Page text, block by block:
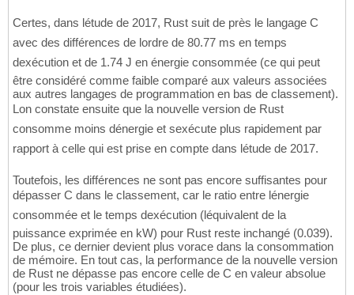
Certes, dans létude de 2017, Rust suit de près le langage C
avec des différences de lordre de 80.77 ms en temps
dexécution et de 1.74 J en énergie consommée (ce qui peut
être considéré comme faible comparé aux valeurs associées
aux autres langages de programmation en bas de classement).
Lon constate ensuite que la nouvelle version de Rust
consomme moins dénergie et sexécute plus rapidement par
rapport à celle qui est prise en compte dans létude de 2017.
Toutefois, les différences ne sont pas encore suffisantes pour
dépasser C dans le classement, car le ratio entre lénergie
consommée et le temps dexécution (léquivalent de la
puissance exprimée en kW) pour Rust reste inchangé (0.039).
De plus, ce dernier devient plus vorace dans la consommation
de mémoire. En tout cas, la performance de la nouvelle version
de Rust ne dépasse pas encore celle de C en valeur absolue
(pour les trois variables étudiées).